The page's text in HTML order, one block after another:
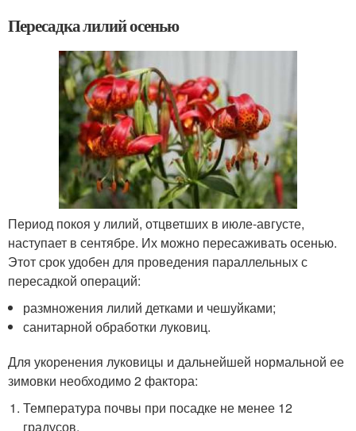
Пересадка лилий осенью
Период покоя у лилий, отцветших в июле-августе,
наступает в сентябре. Их можно пересаживать осенью.
Этот срок удобен для проведения параллельных с
пересадкой операций:
размножения лилий детками и чешуйками;
санитарной обработки луковиц.
Для укоренения луковицы и дальнейшей нормальной ее
зимовки необходимо 2 фактора:
Температура почвы при посадке не менее 12
градусов.